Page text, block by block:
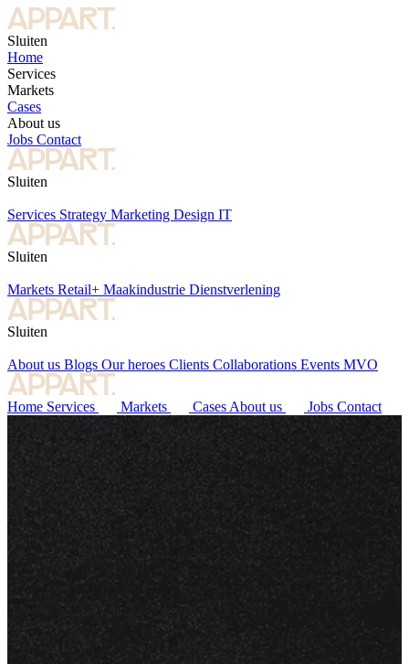
Sluiten
Home
Services
Markets
Cases
About us
Jobs Contact
Sluiten
Services Strategy Marketing Design IT
Sluiten
Markets Retail+ Maakindustrie Dienstverlening
Sluiten
About us Blogs Our heroes Clients Collaborations Events MVO
Home Services Markets Cases About us Jobs Contact